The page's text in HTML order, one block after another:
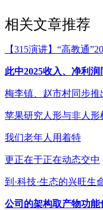
相关文章推荐
【315演讲】“高教通
此中2025收入、净利润
梅李镇、赵市村同步
苹果研究人形与非人
我们老年人用着特
更正在于正在动态交中
到·科技·生态的兴旺生
公司的架构取产物功